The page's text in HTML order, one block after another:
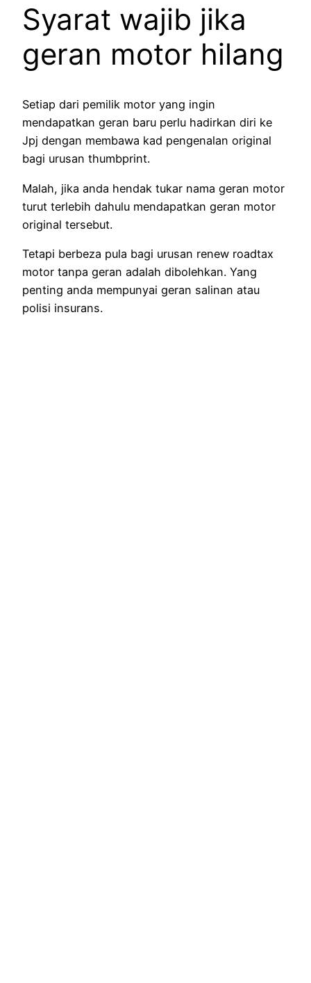
Syarat wajib jika
geran motor hilang
Setiap dari pemilik motor yang ingin
mendapatkan geran baru perlu hadirkan diri ke
Jpj dengan membawa kad pengenalan original
bagi urusan thumbprint.
Malah, jika anda hendak tukar nama geran motor
turut terlebih dahulu mendapatkan geran motor
original tersebut.
Tetapi berbeza pula bagi urusan renew roadtax
motor tanpa geran adalah dibolehkan. Yang
penting anda mempunyai geran salinan atau
polisi insurans.